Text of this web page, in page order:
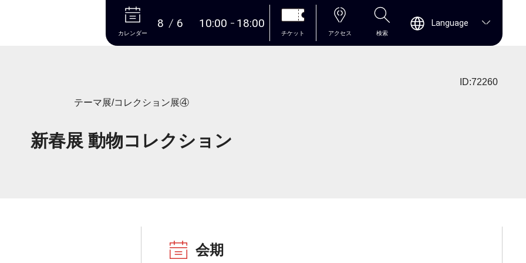
本文へ
カレンダー
8 6 10:00 18:00
チケット アクセス 検索
Language
ID:72260
テーマ展/コレクション展④
新春展 動物コレクション
会期